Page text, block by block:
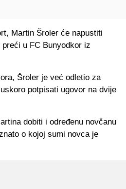
Martin Šroler će napustiti
preći u FC Bunyodkor iz
Šroler je već odletio za
potpisati ugovor na dvije
dobiti i određenu novčanu
o kojoj sumi novca je